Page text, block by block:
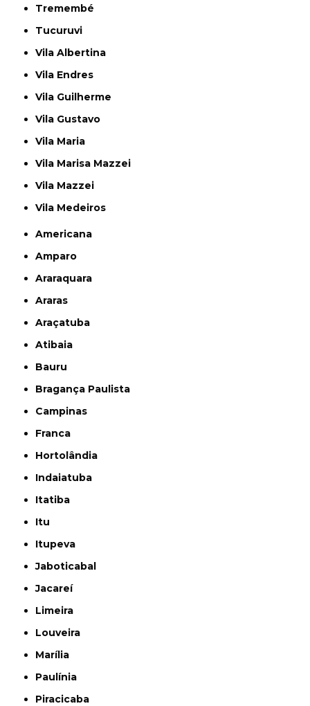
Tremembé
Tucuruvi
Vila Albertina
Vila Endres
Vila Guilherme
Vila Gustavo
Vila Maria
Vila Marisa Mazzei
Vila Mazzei
Vila Medeiros
Americana
Amparo
Araraquara
Araras
Araçatuba
Atibaia
Bauru
Bragança Paulista
Campinas
Franca
Hortolândia
Indaiatuba
Itatiba
Itu
Itupeva
Jaboticabal
Jacareí
Limeira
Louveira
Marília
Paulínia
Piracicaba